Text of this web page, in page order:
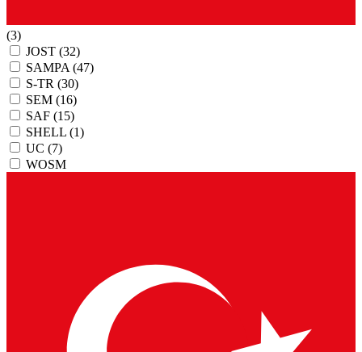
(3)
JOST (32)
SAMPA (47)
S-TR (30)
SEM (16)
SAF (15)
SHELL (1)
UC (7)
WOSM